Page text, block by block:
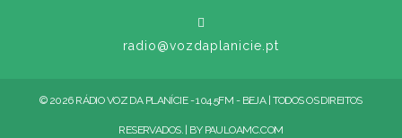
radio@vozdaplanicie.pt
© 2026 RÁDIO VOZ DA PLANÍCIE - 104.5FM - BEJA | TODOS OS DIREITOS
RESERVADOS. | BY PAULOAMC.COM